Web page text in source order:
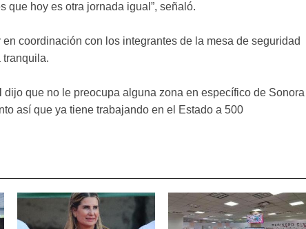
que hoy es otra jornada igual”, señaló.
en coordinación con los integrantes de la mesa de seguridad
tranquila.
dijo que no le preocupa alguna zona en específico de Sonora
así que ya tiene trabajando en el Estado a 500